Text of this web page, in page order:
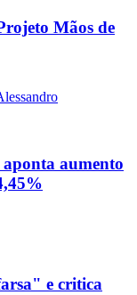
Mãos de
aumento
e critica